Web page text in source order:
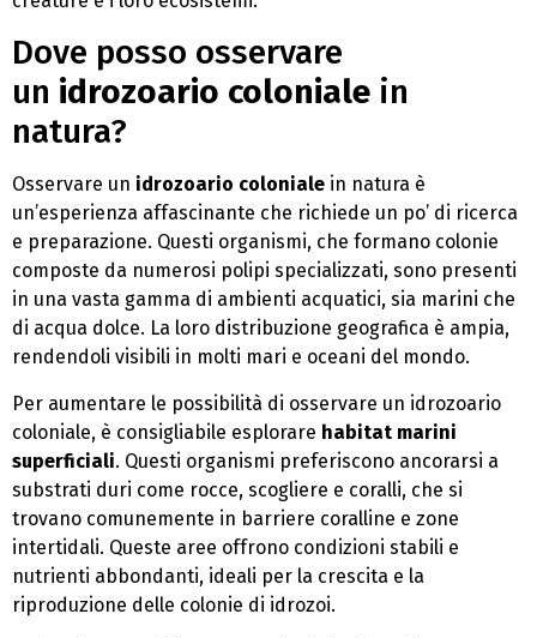
Dove posso osservare
un idrozoario coloniale in
natura?
Osservare un idrozoario coloniale in natura è
un’esperienza affascinante che richiede un po’ di ricerca
e preparazione. Questi organismi, che formano colonie
composte da numerosi polipi specializzati, sono presenti
in una vasta gamma di ambienti acquatici, sia marini che
di acqua dolce. La loro distribuzione geografica è ampia,
rendendoli visibili in molti mari e oceani del mondo.
Per aumentare le possibilità di osservare un idrozoario
coloniale, è consigliabile esplorare habitat marini
superficiali. Questi organismi preferiscono ancorarsi a
substrati duri come rocce, scogliere e coralli, che si
trovano comunemente in barriere coralline e zone
intertidali. Queste aree offrono condizioni stabili e
nutrienti abbondanti, ideali per la crescita e la
riproduzione delle colonie di idrozoi.